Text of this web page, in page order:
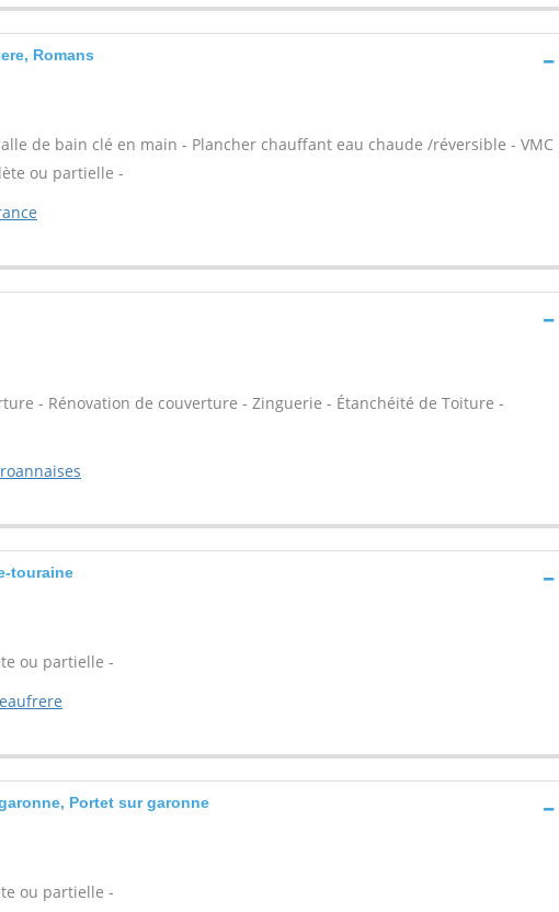
Romans
de bain clé en main - Plancher chauffant eau chaude /réversible - VMC
ou partielle -
- Rénovation de couverture - Zinguerie - Étanchéité de Toiture -
touraine
ou partielle -
Portet sur garonne
ou partielle -